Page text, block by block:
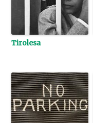
Tirolesa